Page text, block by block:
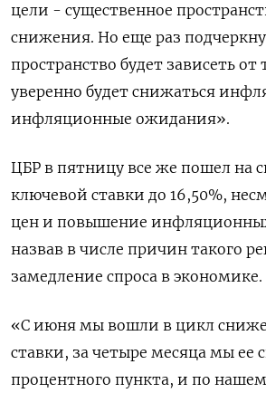
цели - существенное
снижения. Но еще раз
пространство будет зависеть от
уверенно будет снижаться
инфляционные ожидания».
ЦБР в пятницу все же пошел на
ключевой ставки до 16,50%,
цен и повышение
назвав в числе причин такого
замедление спроса в экономике.
«С июня мы вошли в цикл
ставки, за четыре месяца мы ее
процентного пункта, и по